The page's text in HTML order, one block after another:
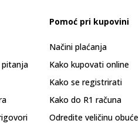
pitanja
Pomoć pri kupovini
Načini plaćanja
Kako kupovati online
Kako se registrirati
Kako do R1 računa
Odredite veličinu obuće